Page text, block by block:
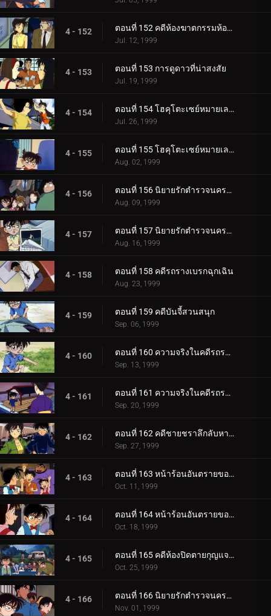
4 - 152 ตอนที่ 152 คดีห้องฆาตกรรมห้องปิดตายในคืนก่อนแต่งงาน (ตอนจบ)
Jul. 12, 1999
4 - 153 ตอนที่ 153 การดูดาวที่น่าสงสัย
Jul. 19, 1999
4 - 154 ตอนที่ 154 โฮคุโตะเซย์หมายเลข 3 ต้นทางอุเอโนะ (ตอนแรก)
Jul. 26, 1999
4 - 155 ตอนที่ 155 โฮคุโตะเซย์หมายเลข 3 ต้นทางอุเอโนะ (ตอนจบ)
Aug. 02, 1999
4 - 156 ตอนที่ 156 นิยายรักตำรวจนครบาล (ตอนแรก)
Aug. 09, 1999
4 - 157 ตอนที่ 157 นิยายรักตำรวจนครบาล (ตอนจบ)
Aug. 16, 1999
4 - 158 ตอนที่ 158 คดีรถรางเบรกฉุกเฉิน
Aug. 23, 1999
4 - 159 ตอนที่ 159 คดีบันจี้สวนสนุก
Sep. 06, 1999
4 - 160 ตอนที่ 160 ความจริงในคดีรถระเบิด (ตอนแรก)
Sep. 13, 1999
4 - 161 ตอนที่ 161 ความจริงในคดีรถระเบิด (ตอนจบ)
Sep. 20, 1999
4 - 162 ตอนที่ 162 คดีชายชราลึกลับหายตัว
Sep. 27, 1999
4 - 163 ตอนที่ 163 หน้าร้อนอันตรายของโซโนโกะ (ตอนแรก)
Oct. 11, 1999
4 - 164 ตอนที่ 164 หน้าร้อนอันตรายของโซโนโกะ (ตอนจบ)
Oct. 18, 1999
4 - 165 ตอนที่ 165 คดีห้องปิดตายกุญแจอยู่ในน้ำ
Oct. 25, 1999
4 - 166 ตอนที่ 166 นิยายรักตำรวจนครบาลภาค 2 (ตอนแรก)
Nov. 01, 1999